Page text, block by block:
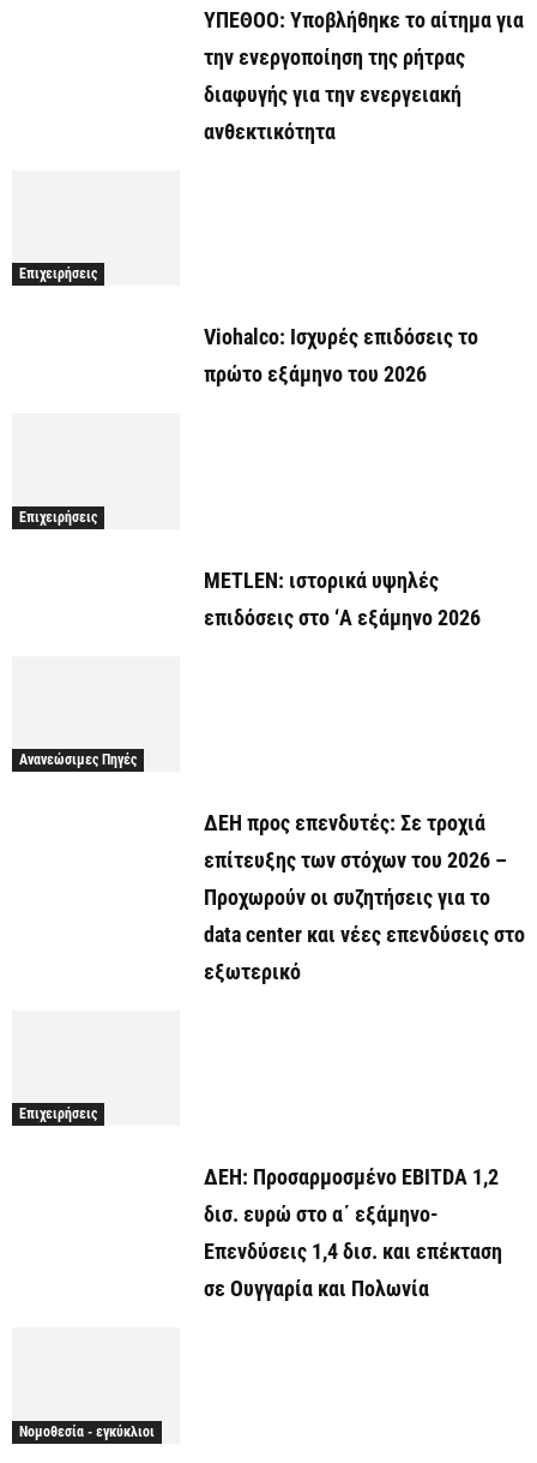
ΥΠΕΘΟΟ: Υποβλήθηκε το αίτημα για
την ενεργοποίηση της ρήτρας
διαφυγής για την ενεργειακή
ανθεκτικότητα
Επιχειρήσεις
Viohalco: Ισχυρές επιδόσεις το
πρώτο εξάμηνο του 2026
Επιχειρήσεις
METLEN: ιστορικά υψηλές
επιδόσεις στο ‘A εξάμηνο 2026
Ανανεώσιμες Πηγές
ΔΕΗ προς επενδυτές: Σε τροχιά
επίτευξης των στόχων του 2026 –
Προχωρούν οι συζητήσεις για το
data center και νέες επενδύσεις στο
εξωτερικό
Επιχειρήσεις
ΔΕΗ: Προσαρμοσμένο EBITDA 1,2
δισ. ευρώ στο α΄ εξάμηνο-
Επενδύσεις 1,4 δισ. και επέκταση
σε Ουγγαρία και Πολωνία
Νομοθεσία - εγκύκλιοι